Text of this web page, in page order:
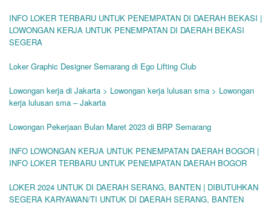
INFO LOKER TERBARU UNTUK PENEMPATAN DI DAERAH BEKASI |
LOWONGAN KERJA UNTUK PENEMPATAN DI DAERAH BEKASI
SEGERA
Loker Graphic Designer Semarang di Ego Lifting Club
Lowongan kerja di Jakarta > Lowongan kerja lulusan sma > Lowongan
kerja lulusan sma – Jakarta
Lowongan Pekerjaan Bulan Maret 2023 di BRP Semarang
INFO LOWONGAN KERJA UNTUK PENEMPATAN DAERAH BOGOR |
INFO LOKER TERBARU UNTUK PENEMPATAN DAERAH BOGOR
LOKER 2024 UNTUK DI DAERAH SERANG, BANTEN | DIBUTUHKAN
SEGERA KARYAWAN/TI UNTUK DI DAERAH SERANG, BANTEN